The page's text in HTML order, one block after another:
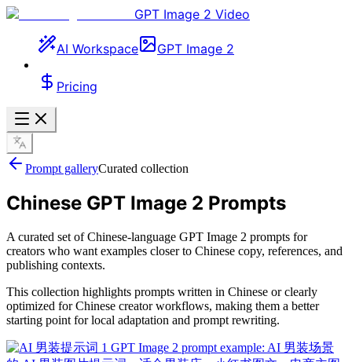
GPT Image 2 Video
AI Workspace GPT Image 2
Pricing
Prompt galleryCurated collection
Chinese GPT Image 2 Prompts
A curated set of Chinese-language GPT Image 2 prompts for
creators who want examples closer to Chinese copy, references, and
publishing contexts.
This collection highlights prompts written in Chinese or clearly
optimized for Chinese creator workflows, making them a better
starting point for local adaptation and prompt rewriting.